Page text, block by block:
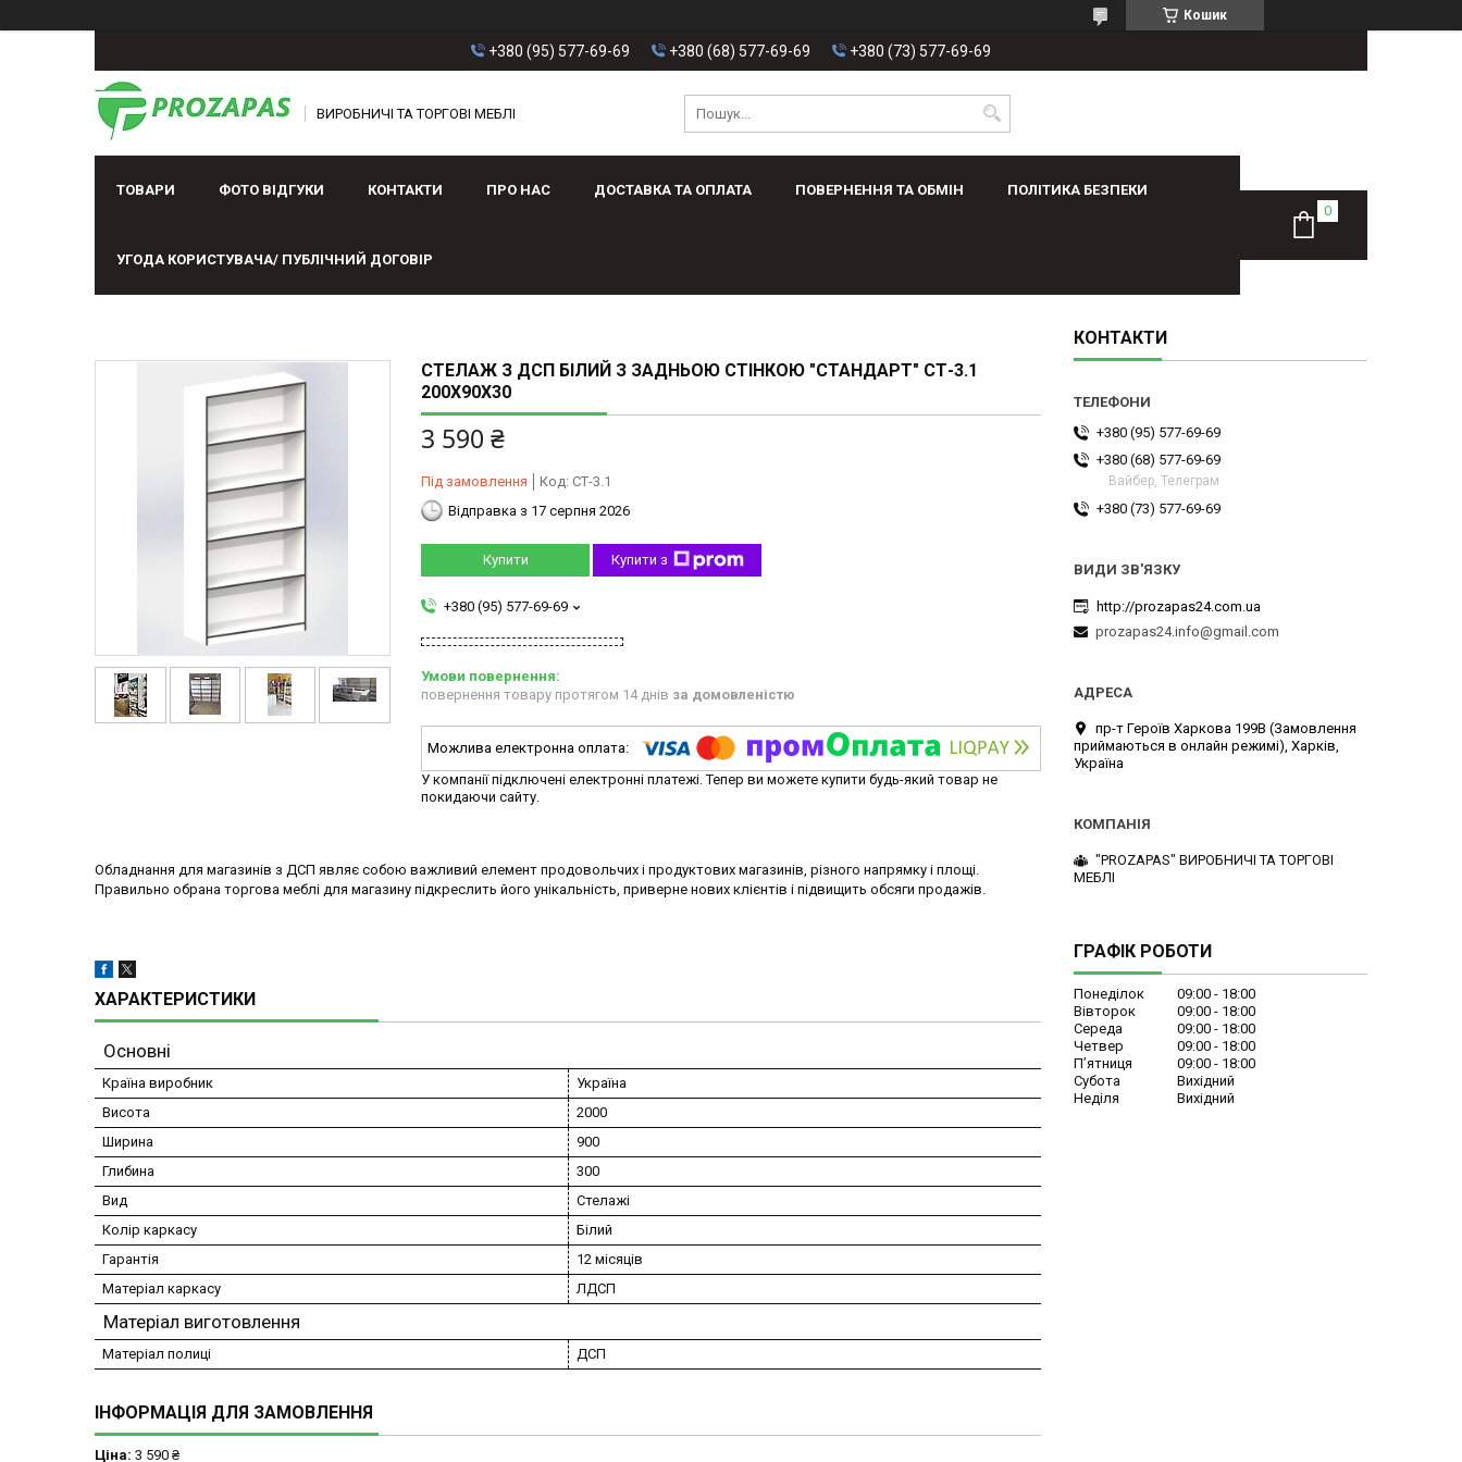
Кошик
+380 (95) 577-69-69 +380 (68) 577-69-69 +380 (73) 577-69-69
ВИРОБНИЧІ ТА ТОРГОВІ МЕБЛІ
ТОВАРИ ФОТО ВІДГУКИ КОНТАКТИ ПРО НАС ДОСТАВКА ТА ОПЛАТА ПОВЕРНЕННЯ ТА ОБМІН ПОЛІТИКА БЕЗПЕКИ
УГОДА КОРИСТУВАЧА/ ПУБЛІЧНИЙ ДОГОВІР
СТЕЛАЖ З ДСП БІЛИЙ З ЗАДНЬОЮ СТІНКОЮ "СТАНДАРТ" СТ-3.1
200Х90Х30
3 590 ₴
Під замовлення Код: СТ-3.1
Відправка з 17 серпня 2026
Купити Купити з
+380 (95) 577-69-69
повернення товару протягом 14 днів за домовленістю
У компанії підключені електронні платежі. Тепер ви можете купити будь-який товар не
покидаючи сайту.
Обладнання для магазинів з ДСП являє собою важливий елемент продовольчих і продуктових магазинів, різного напрямку і площі.
Правильно обрана торгова меблі для магазину підкреслить його унікальність, приверне нових клієнтів і підвищить обсяги продажів.
ХАРАКТЕРИСТИКИ
Основні
Країна виробник
Україна
Висота
2000
Ширина
900
Глибина
300
Вид
Стелажі
Колір каркасу
Білий
Гарантія
12 місяців
Матеріал каркасу
ЛДСП
Матеріал виготовлення
Матеріал полиці ДСП
ІНФОРМАЦІЯ ДЛЯ ЗАМОВЛЕННЯ
Ціна: 3 590 ₴
КОНТАКТИ
+380 (95) 577-69-69
+380 (68) 577-69-69
Вайбер, Телеграм
+380 (73) 577-69-69
http://prozapas24.com.ua
prozapas24.info@gmail.com
пр-т Героїв Харкова 199B (Замовлення
приймаються в онлайн режимі), Харків,
Україна
"PROZAPAS" ВИРОБНИЧІ ТА ТОРГОВІ
МЕБЛІ
ГРАФІК РОБОТИ
Понеділок 09:00
18:00
Вівторок
09:00
18:00
Середа
09:00
18:00
Четвер
09:00
18:00
Пʼятниця
09:00
18:00
Субота
Вихідний
Неділя
Вихідний